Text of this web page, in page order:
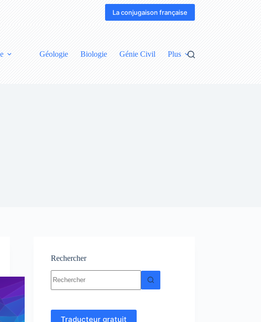
La conjugaison française
Géologie Biologie Génie Civil Plus
Rechercher
résultat
Traducteur gratuit